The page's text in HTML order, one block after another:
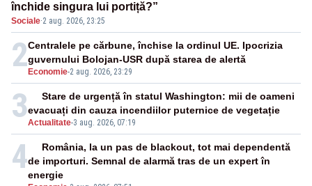
închide singura lui portiță?”
Sociale·2 aug. 2026, 23:25
2 Economie-2 aug. 2026, 23:29
Centralele pe cărbune, închise la ordinul UE. Ipocrizia
guvernului Bolojan-USR după starea de alertă
3Actualitate-3 aug. 2026, 07:19
Stare de urgență în statul Washington: mii de oameni
evacuați din cauza incendiilor puternice de vegetație
4
România, la un pas de blackout, tot mai dependentă
de importuri. Semnal de alarmă tras de un expert în
energie